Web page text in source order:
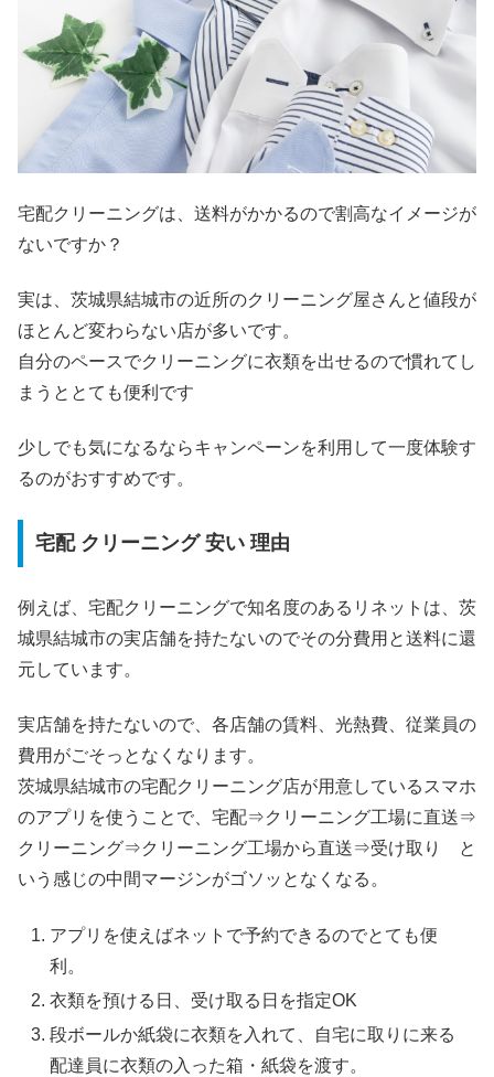
宅配クリーニングは、送料がかかるので割高なイメージが
ないですか？
実は、茨城県結城市の近所のクリーニング屋さんと値段が
ほとんど変わらない店が多いです。
自分のペースでクリーニングに衣類を出せるので慣れてし
まうととても便利です
少しでも気になるならキャンペーンを利用して一度体験す
るのがおすすめです。
宅配 クリーニング 安い 理由
例えば、宅配クリーニングで知名度のあるリネットは、茨
城県結城市の実店舗を持たないのでその分費用と送料に還
元しています。
実店舗を持たないので、各店舗の賃料、光熱費、従業員の
費用がごそっとなくなります。
茨城県結城市の宅配クリーニング店が用意しているスマホ
のアプリを使うことで、宅配⇒クリーニング工場に直送⇒
クリーニング⇒クリーニング工場から直送⇒受け取り と
いう感じの中間マージンがゴソッとなくなる。
アプリを使えばネットで予約できるのでとても便
利。
衣類を預ける日、受け取る日を指定OK
段ボールか紙袋に衣類を入れて、自宅に取りに来る
配達員に衣類の入った箱・紙袋を渡す。